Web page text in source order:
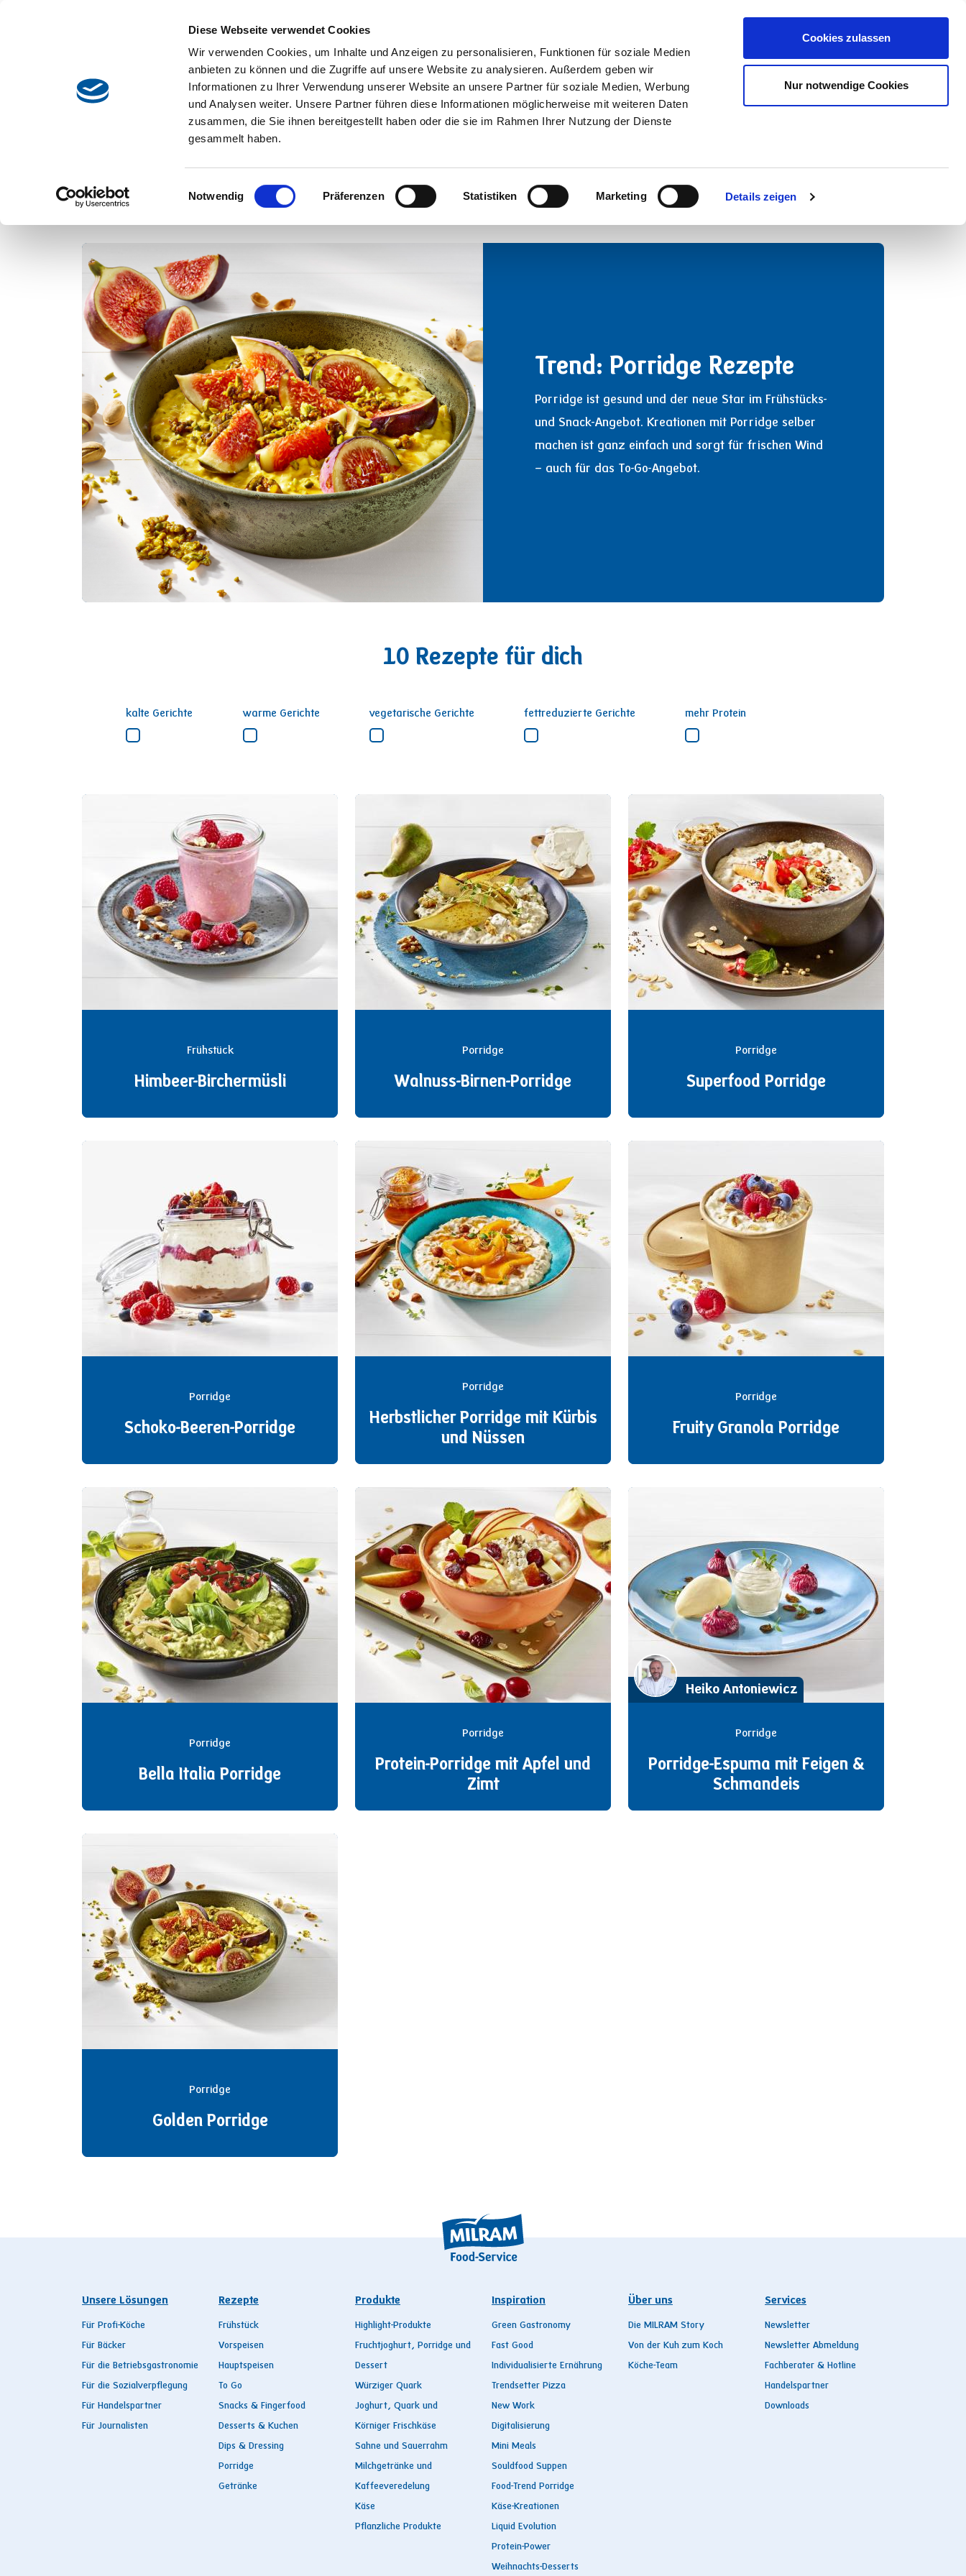
Diese Webseite verwendet Cookies
Wir verwenden Cookies, um Inhalte und Anzeigen zu personalisieren, Funktionen für soziale Medien
anbieten zu können und die Zugriffe auf unsere Website zu analysieren. Außerdem geben wir
Informationen zu Ihrer Verwendung unserer Website an unsere Partner für soziale Medien, Werbung
und Analysen weiter. Unsere Partner führen diese Informationen möglicherweise mit weiteren Daten
zusammen, die Sie ihnen bereitgestellt haben oder die sie im Rahmen Ihrer Nutzung der Dienste
gesammelt haben.
Einwilligungsauswahl
Notwendig Präferenzen Statistiken Marketing Details zeigen
Cookies zulassen
Nur notwendige Cookies
Rezepte
Zur Übersicht Porridge
Porridge
Trend: Porridge Rezepte
Porridge ist gesund und der neue Star im Frühstücks-
und Snack-Angebot. Kreationen mit Porridge selber
machen ist ganz einfach und sorgt für frischen Wind
– auch für das To-Go-Angebot.
10 Rezepte für dich
kalte Gerichte warme Gerichte vegetarische Gerichte fettreduzierte Gerichte mehr Protein
Frühstück
Himbeer-Birchermüsli
Porridge
Walnuss-Birnen-Porridge
Porridge
Superfood Porridge
Porridge
Schoko-Beeren-Porridge
Porridge
Herbstlicher Porridge mit Kürbis
und Nüssen
Porridge
Fruity Granola Porridge
Porridge
Bella Italia Porridge
Porridge
Protein-Porridge mit Apfel und
Zimt
Heiko Antoniewicz
Porridge
Porridge-Espuma mit Feigen &
Schmandeis
Porridge
Golden Porridge
Unsere Lösungen
Für Profi-Köche
Für Bäcker
Für die Betriebsgastronomie
Für die Sozialverpflegung
Für Handelspartner
Für Journalisten
Rezepte
Frühstück
Vorspeisen
Hauptspeisen
To Go
Snacks & Fingerfood
Desserts & Kuchen
Dips & Dressing
Porridge
Getränke
Produkte
Highlight-Produkte
Fruchtjoghurt, Porridge und
Dessert
Würziger Quark
Joghurt, Quark und
Körniger Frischkäse
Sahne und Sauerrahm
Milchgetränke und
Kaffeeveredelung
Käse
Pflanzliche Produkte
Inspiration
Green Gastronomy
Fast Good
Individualisierte Ernährung
Trendsetter Pizza
New Work
Digitalisierung
Mini Meals
Souldfood Suppen
Food-Trend Porridge
Käse-Kreationen
Liquid Evolution
Protein-Power
Weihnachts-Desserts
Über uns
Die MILRAM Story
Von der Kuh zum Koch
Köche-Team
Services
Newsletter
Newsletter Abmeldung
Fachberater & Hotline
Handelspartner
Downloads